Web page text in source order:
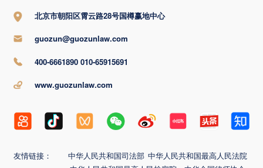
北京市朝阳区霄云路28号国樽赢地中心
guozun@guozunlaw.com
400-6661890 010-65915691
www.guozunlaw.com
友情链接： 中华人民共和国司法部 中华人民共和国最高人民法院